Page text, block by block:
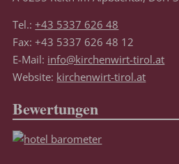
Tel.:+43 5337 626 48
Fax: +43 5337 626 48 12
E-Mail: info@kirchenwirt-tirol.at
Website: kirchenwirt-tirol.at
Bewertungen